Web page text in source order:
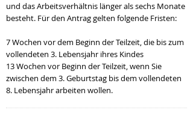
und das Arbeitsverhältnis länger als sechs Monate
besteht. Für den Antrag gelten folgende Fristen:
7 Wochen vor dem Beginn der Teilzeit, die bis zum
vollendeten 3. Lebensjahr ihres Kindes
13 Wochen vor Beginn der Teilzeit, wenn Sie
zwischen dem 3. Geburtstag bis dem vollendeten
8. Lebensjahr arbeiten wollen.